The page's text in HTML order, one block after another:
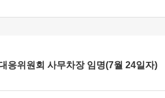
응위원회 사무차장 임명(7월 24일자)